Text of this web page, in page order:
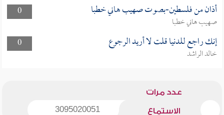
0
أذان من فلسطين-بصوت صهيب هاني خطبا
صهيب هاني خطبا
0
إنك راجع للدنيا قلت لا أريد الرجوع
خالد الراشد
عدد مرات
الاستماع 3095020051